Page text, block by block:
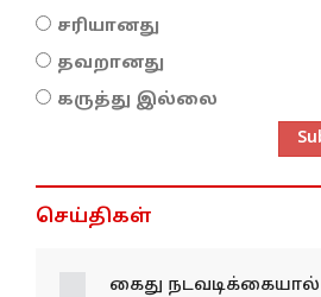
சரியானது
தவறானது
கருத்து இல்லை
செய்திகள்
கைது நடவடிக்கையால்